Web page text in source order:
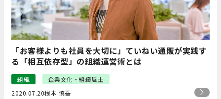
「お客様よりも社員を大切に」ていねい通販が実践す
る「相互依存型」の組織運営術とは
組織
企業文化・組織風土
2020.07.20根本 慎吾